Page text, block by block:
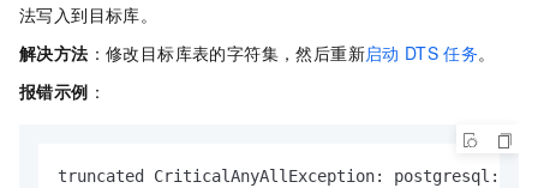
法写入到目标库。
解决方法 ：修改目标库表的字符集，然后重新启动 DTS 任务。
报错示例 ：
truncated CriticalAnyAllException: postgresql: